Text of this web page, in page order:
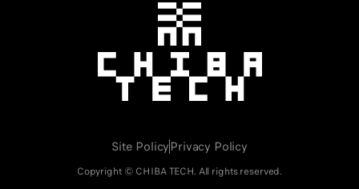
千葉工業大学
Site PolicyPrivacy Policy
Copyright © CHIBA TECH. All rights reserved.